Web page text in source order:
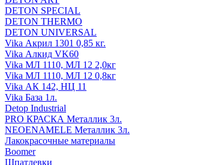
DETON SPECIAL
DETON THERMO
DETON UNIVERSAL
Vika Акрил 1301 0,85 кг.
Vika Алкид VK60
Vika МЛ 1110, МЛ 12 2,0кг
Vika МЛ 1110, МЛ 12 0,8кг
Vika АК 142, НЦ 11
Vika База 1л.
Detop Industrial
PRO КРАСКА Металлик 3л.
NEOENAMELE Металлик 3л.
Лакокрасочные материалы
Boomer
Шпатлевки